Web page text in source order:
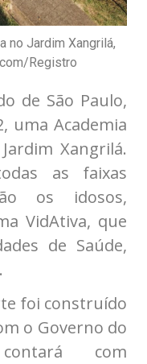
no Jardim Xangrilá,
Registro
de São Paulo,
uma Academia
Xangrilá.
as faixas
os idosos,
VidAtiva, que
de Saúde,
foi construído
o Governo do
com